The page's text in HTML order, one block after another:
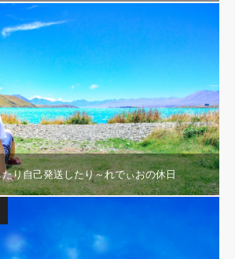
り自己発送したり～れでぃおの休日